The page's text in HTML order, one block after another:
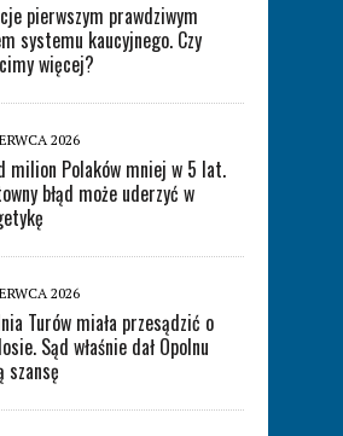
pierwszym prawdziwym
systemu kaucyjnego. Czy
więcej?
2026
milion Polaków mniej w 5 lat.
błąd może uderzyć w
2026
Turów miała przesądzić o
Sąd właśnie dał Opolnu
szansę